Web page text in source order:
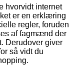
hvorvidt internet
er en erklæring
regler, foruden
af fagmænd der
Derudover giver
så vidt du